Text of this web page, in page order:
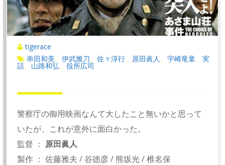
tigerace
串田和美
、伊武雅刀 、佐々淳行 原田眞人 、宇崎竜童 、実
話 山路和弘 、役所広司
警察庁の御用映画なんて大したこと無いかと思って
いたが、これが意外に面白かった。
監督 ： 原田眞人
製作 ： 佐藤雅夫 / 谷徳彦 / 熊坂光 / 椎名保